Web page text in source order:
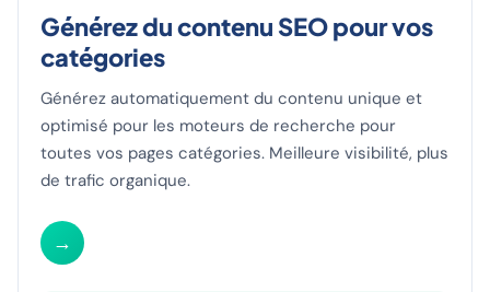
Générez du contenu SEO pour vos
catégories
Générez automatiquement du contenu unique et
optimisé pour les moteurs de recherche pour
toutes vos pages catégories. Meilleure visibilité, plus
de trafic organique.
→